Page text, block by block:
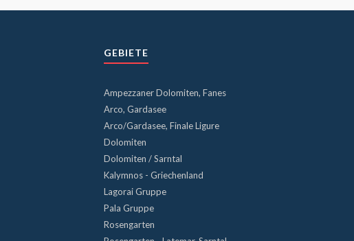
GEBIETE
Ampezzaner Dolomiten, Fanes
Arco, Gardasee
Arco/Gardasee, Finale Ligure
Dolomiten
Dolomiten / Sarntal
Kalymnos - Griechenland
Lagorai Gruppe
Pala Gruppe
Rosengarten